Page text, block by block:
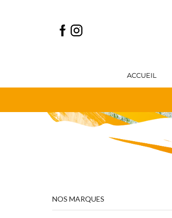
ACCUEIL
NOS MARQUES